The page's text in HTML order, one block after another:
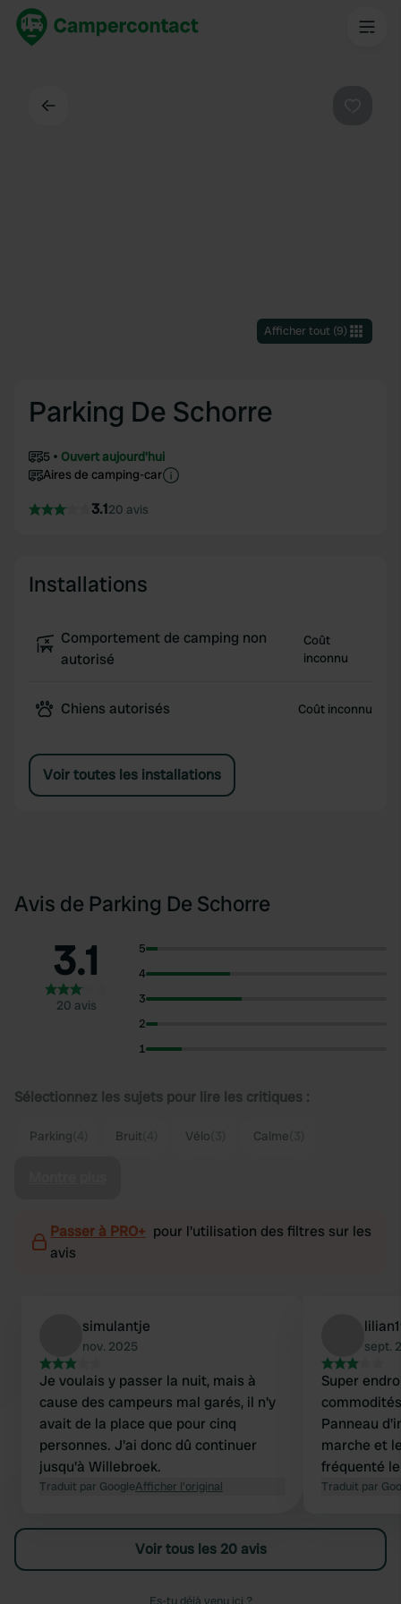
Afficher tout(9)
Parking De Schorre
5
Ouvert aujourd'hui
Aires de camping-car
3.120 avis
Installations
Comportement de camping non
autorisé
Coût
inconnu
Chiens autorisés Coût inconnu
Voir toutes les installations
Avis de Parking De Schorre
3.1
20 avis
5
4
3
2
1
Sélectionnez les sujets pour lire les critiques :
Parking Bruit Vélo Calme
Passer à PRO+ pour l'utilisation des filtres sur les
avis
simulantje
nov. 2025
Je voulais y passer la nuit, mais à
cause des campeurs mal garés, il n'y
avait de la place que pour cinq
personnes. J'ai donc dû continuer
jusqu'à Willebroek.
Traduit par GoogleAfficher l'original
sept.
Super
Panneau
marche et
fréquenté
parc de
parc et la
faire la
Traduit par
Voir tous les 20 avis
Es-tu déjà venu ici ?